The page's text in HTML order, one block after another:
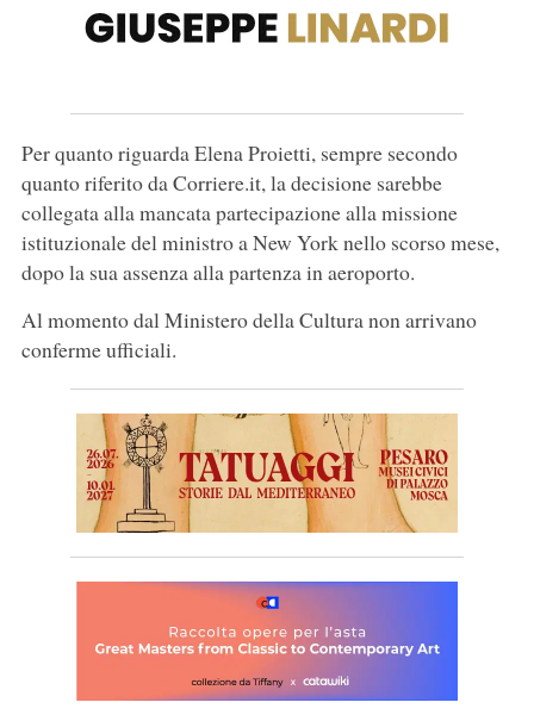
Per quanto riguarda Elena Proietti, sempre secondo
quanto riferito da Corriere.it, la decisione sarebbe
collegata alla mancata partecipazione alla missione
istituzionale del ministro a New York nello scorso mese,
dopo la sua assenza alla partenza in aeroporto.
Al momento dal Ministero della Cultura non arrivano
conferme ufficiali.